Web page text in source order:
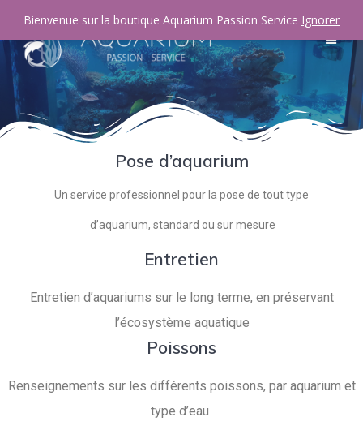
Pose d’aquarium
Un service professionnel pour la pose de tout type
d’aquarium, standard ou sur mesure
Entretien
Entretien d’aquariums sur le long terme, en préservant
l’écosystème aquatique
Poissons
Renseignements sur les différents poissons, par aquarium et
type d’eau
Bienvenue sur la boutique Aquarium Passion Service Ignorer